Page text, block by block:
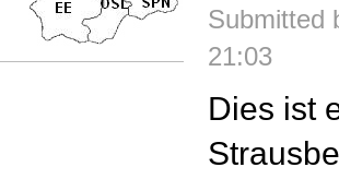
Submitted
21:03
Dies ist